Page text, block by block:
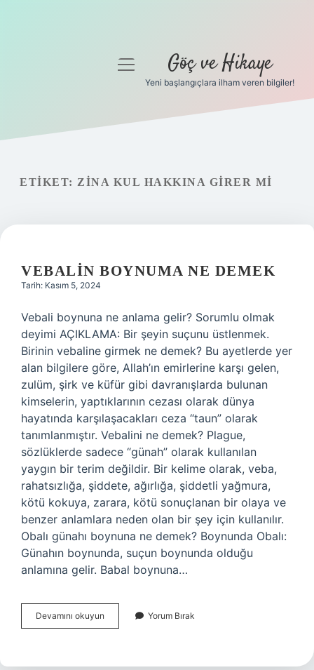
Gizlilik Politikası
menüyü
Göç ve Hikaye
Yeni başlangıçlara ilham veren bilgiler!
ETIKET: ZINA KUL HAKKINA GIRER MI
VEBALIN BOYNUMA NE DEMEK
Tarih: Kasım 5, 2024
Vebali boynuna ne anlama gelir? Sorumlu olmak
deyimi AÇIKLAMA: Bir şeyin suçunu üstlenmek.
Birinin vebaline girmek ne demek? Bu ayetlerde yer
alan bilgilere göre, Allah’ın emirlerine karşı gelen,
zulüm, şirk ve küfür gibi davranışlarda bulunan
kimselerin, yaptıklarının cezası olarak dünya
hayatında karşılaşacakları ceza “taun” olarak
tanımlanmıştır. Vebalini ne demek? Plague,
sözlüklerde sadece “günah” olarak kullanılan
yaygın bir terim değildir. Bir kelime olarak, veba,
rahatsızlığa, şiddete, ağırlığa, şiddetli yağmura,
kötü kokuya, zarara, kötü sonuçlanan bir olaya ve
benzer anlamlara neden olan bir şey için kullanılır.
Obalı günahı boynuna ne demek? Boynunda Obalı:
Günahın boynunda, suçun boynunda olduğu
anlamına gelir. Babal boynuna…
Devamını okuyun
Boynuma
Yorum Bırak